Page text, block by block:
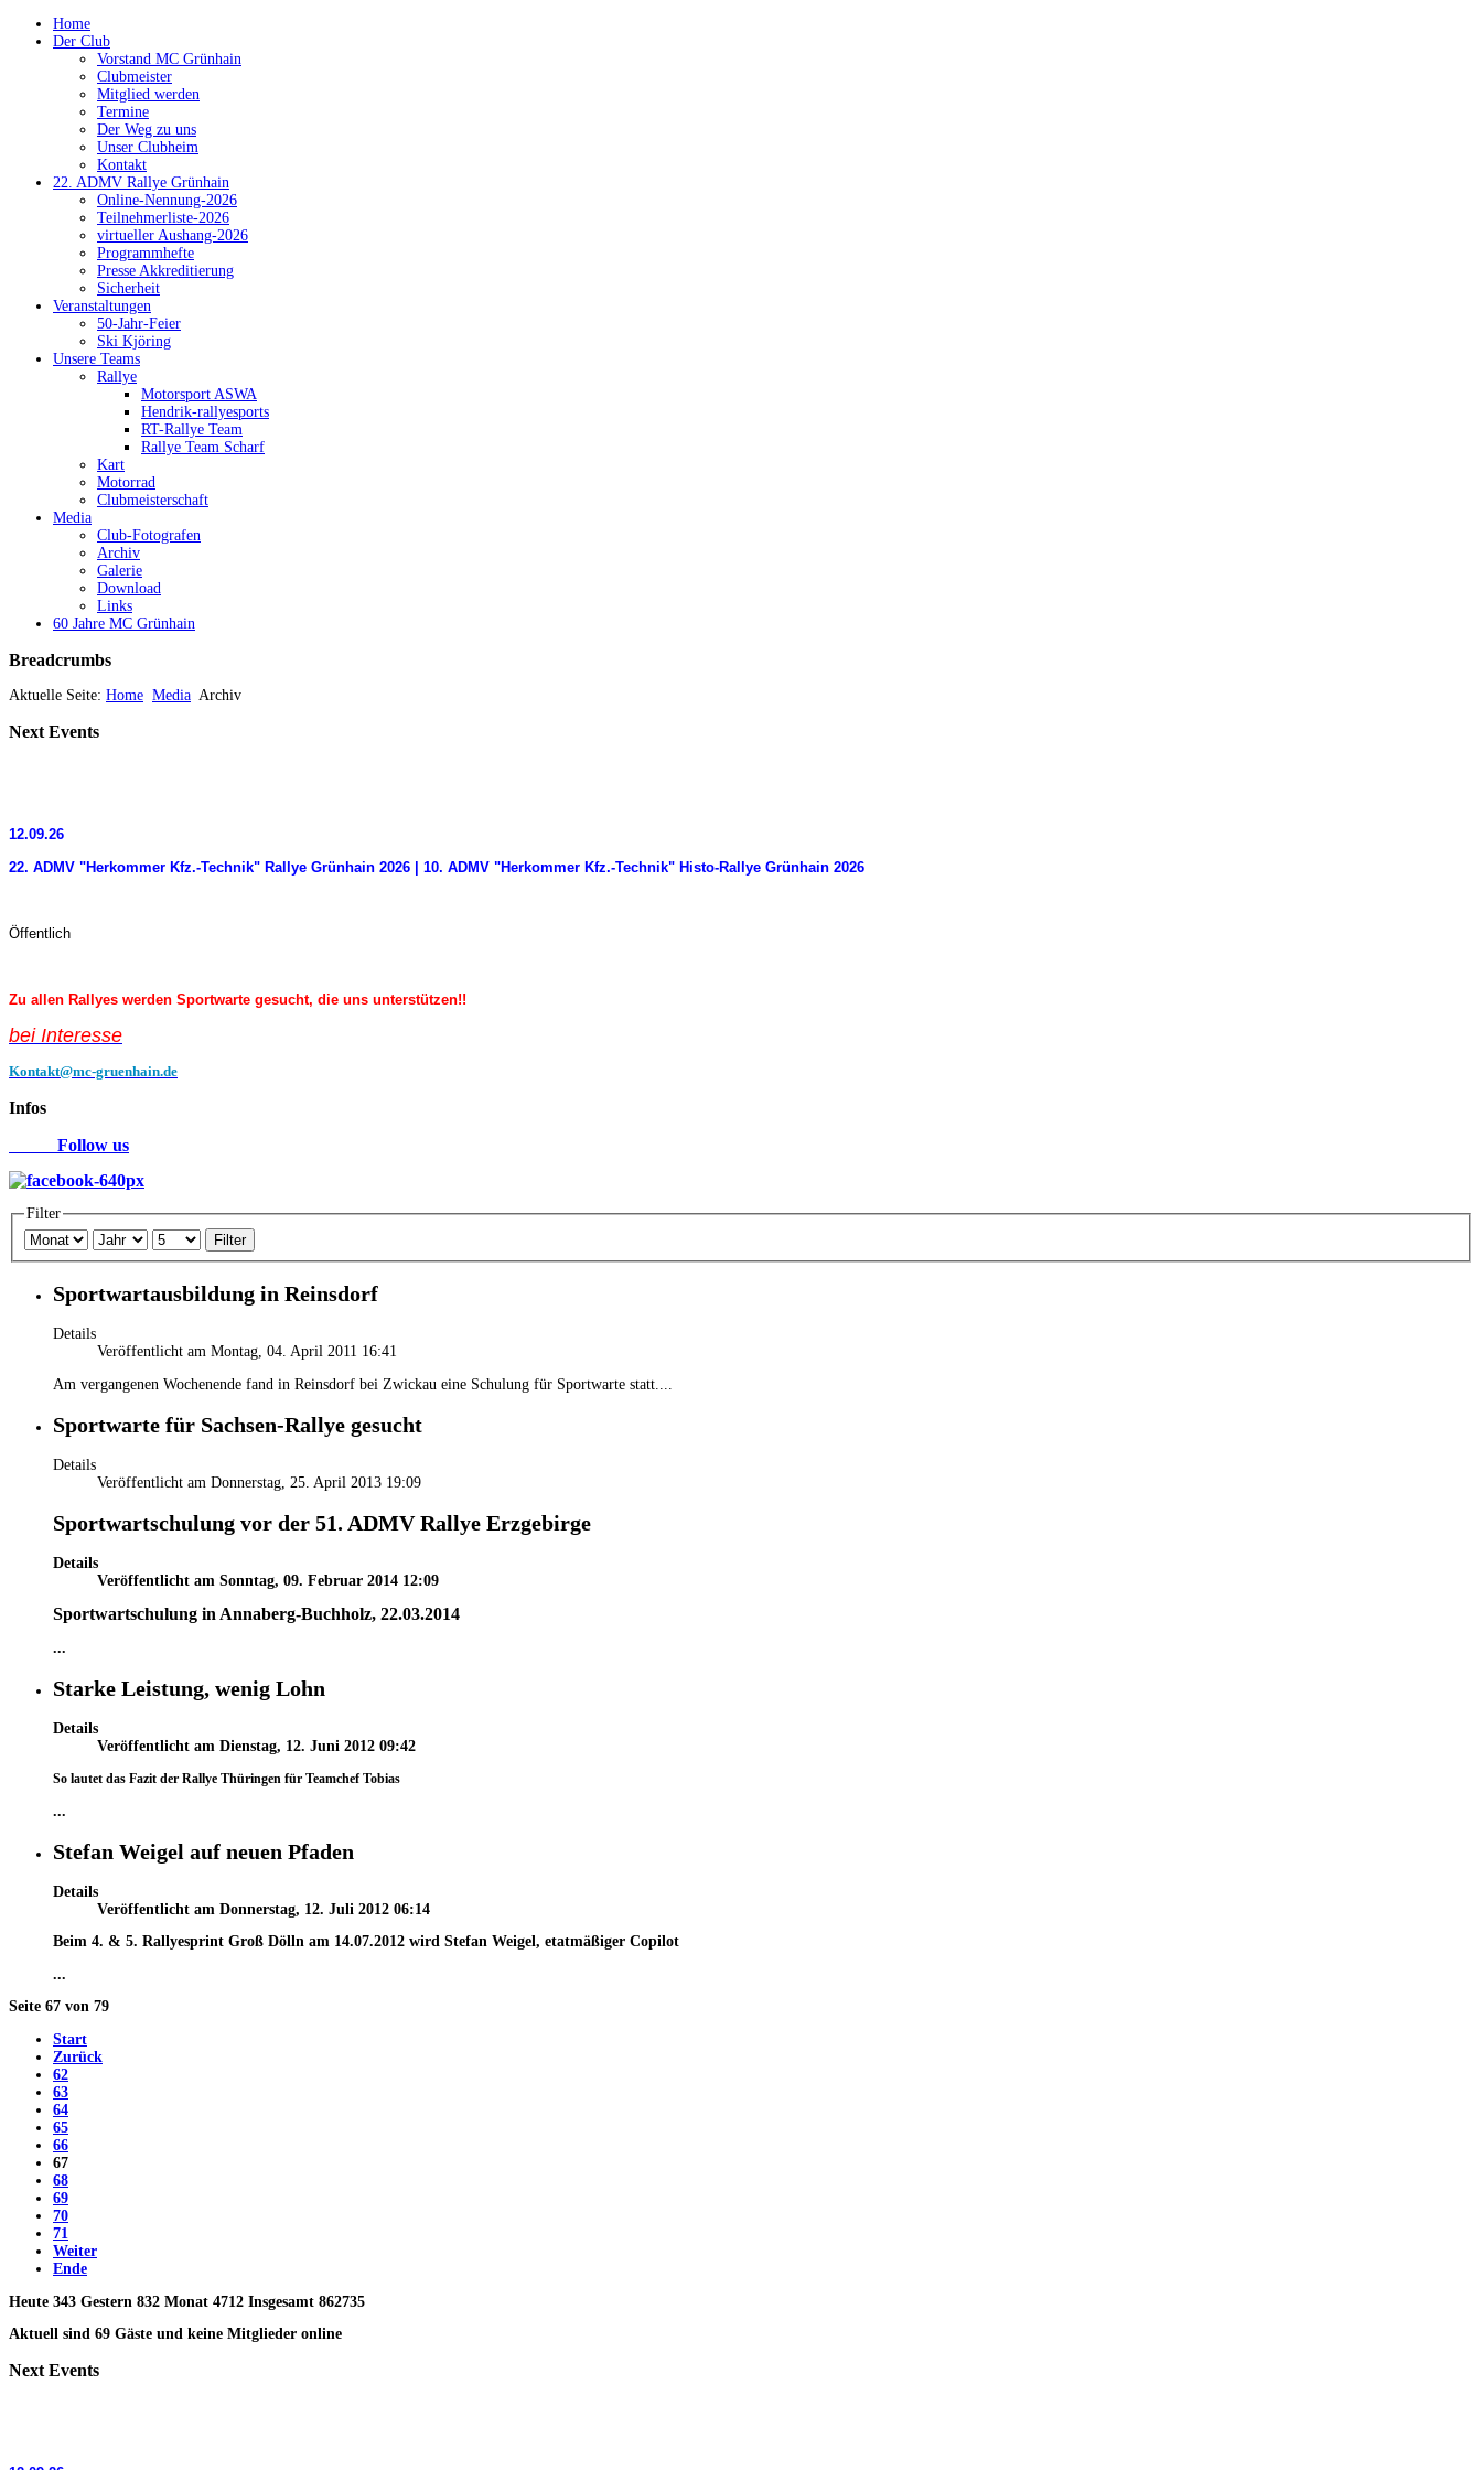
Home
Der Club
Vorstand MC Grünhain
Clubmeister
Mitglied werden
Termine
Der Weg zu uns
Unser Clubheim
Kontakt
22. ADMV Rallye Grünhain
Online-Nennung-2026
Teilnehmerliste-2026
virtueller Aushang-2026
Programmhefte
Presse Akkreditierung
Sicherheit
Veranstaltungen
50-Jahr-Feier
Ski Kjöring
Unsere Teams
Rallye
Motorsport ASWA
Hendrik-rallyesports
RT-Rallye Team
Rallye Team Scharf
Kart
Motorrad
Clubmeisterschaft
Media
Club-Fotografen
Archiv
Galerie
Download
Links
60 Jahre MC Grünhain
Breadcrumbs
Aktuelle Seite: Home Media Archiv
Next Events
12.09.26
22. ADMV "Herkommer Kfz.-Technik" Rallye Grünhain 2026 | 10. ADMV "Herkommer Kfz.-Technik" Histo-Rallye Grünhain 2026
Öffentlich
Zu allen Rallyes werden Sportwarte gesucht, die uns unterstützen!!
bei Interesse
Kontakt@mc-gruenhain.de
Infos
Follow us
Filter
Filter
Sportwartausbildung in Reinsdorf
Details
Veröffentlicht am Montag, 04. April 2011 16:41
Am vergangenen Wochenende fand in Reinsdorf bei Zwickau eine Schulung für Sportwarte statt.
Sportwarte für Sachsen-Rallye gesucht
Details
Veröffentlicht am Donnerstag, 25. April 2013 19:09
Sportwartschulung vor der 51. ADMV Rallye Erzgebirge
Details
Veröffentlicht am Sonntag, 09. Februar 2014 12:09
Sportwartschulung in Annaberg-Buchholz, 22.03.2014
...
Starke Leistung, wenig Lohn
Details
Veröffentlicht am Dienstag, 12. Juni 2012 09:42
So lautet das Fazit der Rallye Thüringen für Teamchef Tobias
...
Stefan Weigel auf neuen Pfaden
Details
Veröffentlicht am Donnerstag, 12. Juli 2012 06:14
Beim 4. & 5. Rallyesprint Groß Dölln am 14.07.2012 wird Stefan Weigel, etatmäßiger Copilot
...
Seite 67 von 79
Start
Zurück
62
63
64
65
66
67
68
69
70
71
Weiter
Ende
Heute 343 Gestern 832 Monat 4712 Insgesamt 862735
Aktuell sind 69 Gäste und keine Mitglieder online
Next Events